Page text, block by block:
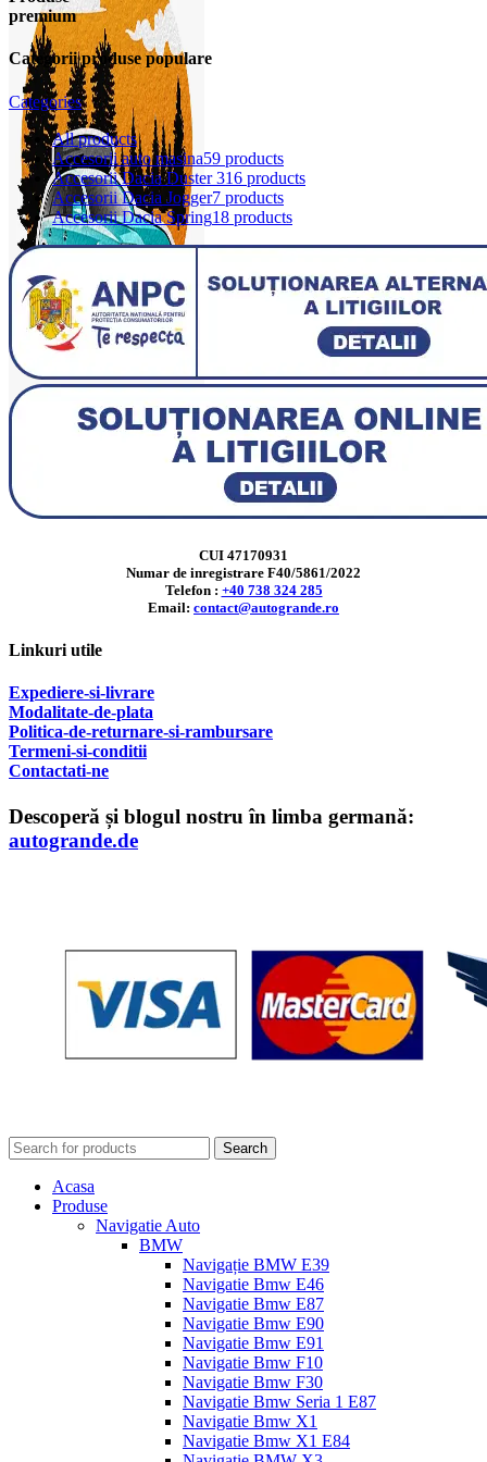
0,00lei
premium
Categorii produse populare
Categories
Allproducts
Accesorii auto masina59 products
Accesorii Dacia Duster 316 products
Accesorii Dacia Jogger7 products
Accesorii Dacia Spring18 products
CUI 47170931
Numar de inregistrare F40/5861/2022
Telefon : +40 738 324 285
Email: contact@autogrande.ro
Linkuri utile
Expediere-si-livrare
Modalitate-de-plata
Politica-de-returnare-si-rambursare
Termeni-si-conditii
Contactati-ne
Descoperă și blogul nostru în limba germană:
autogrande.de
Search
Acasa
Produse
Navigatie Auto
BMW
Navigație BMW E39
Navigatie Bmw E46
Navigatie Bmw E87
Navigatie Bmw E90
Navigatie Bmw E91
Navigatie Bmw F10
Navigatie Bmw F30
Navigatie Bmw Seria 1 E87
Navigatie Bmw X1
Navigatie Bmw X1 E84